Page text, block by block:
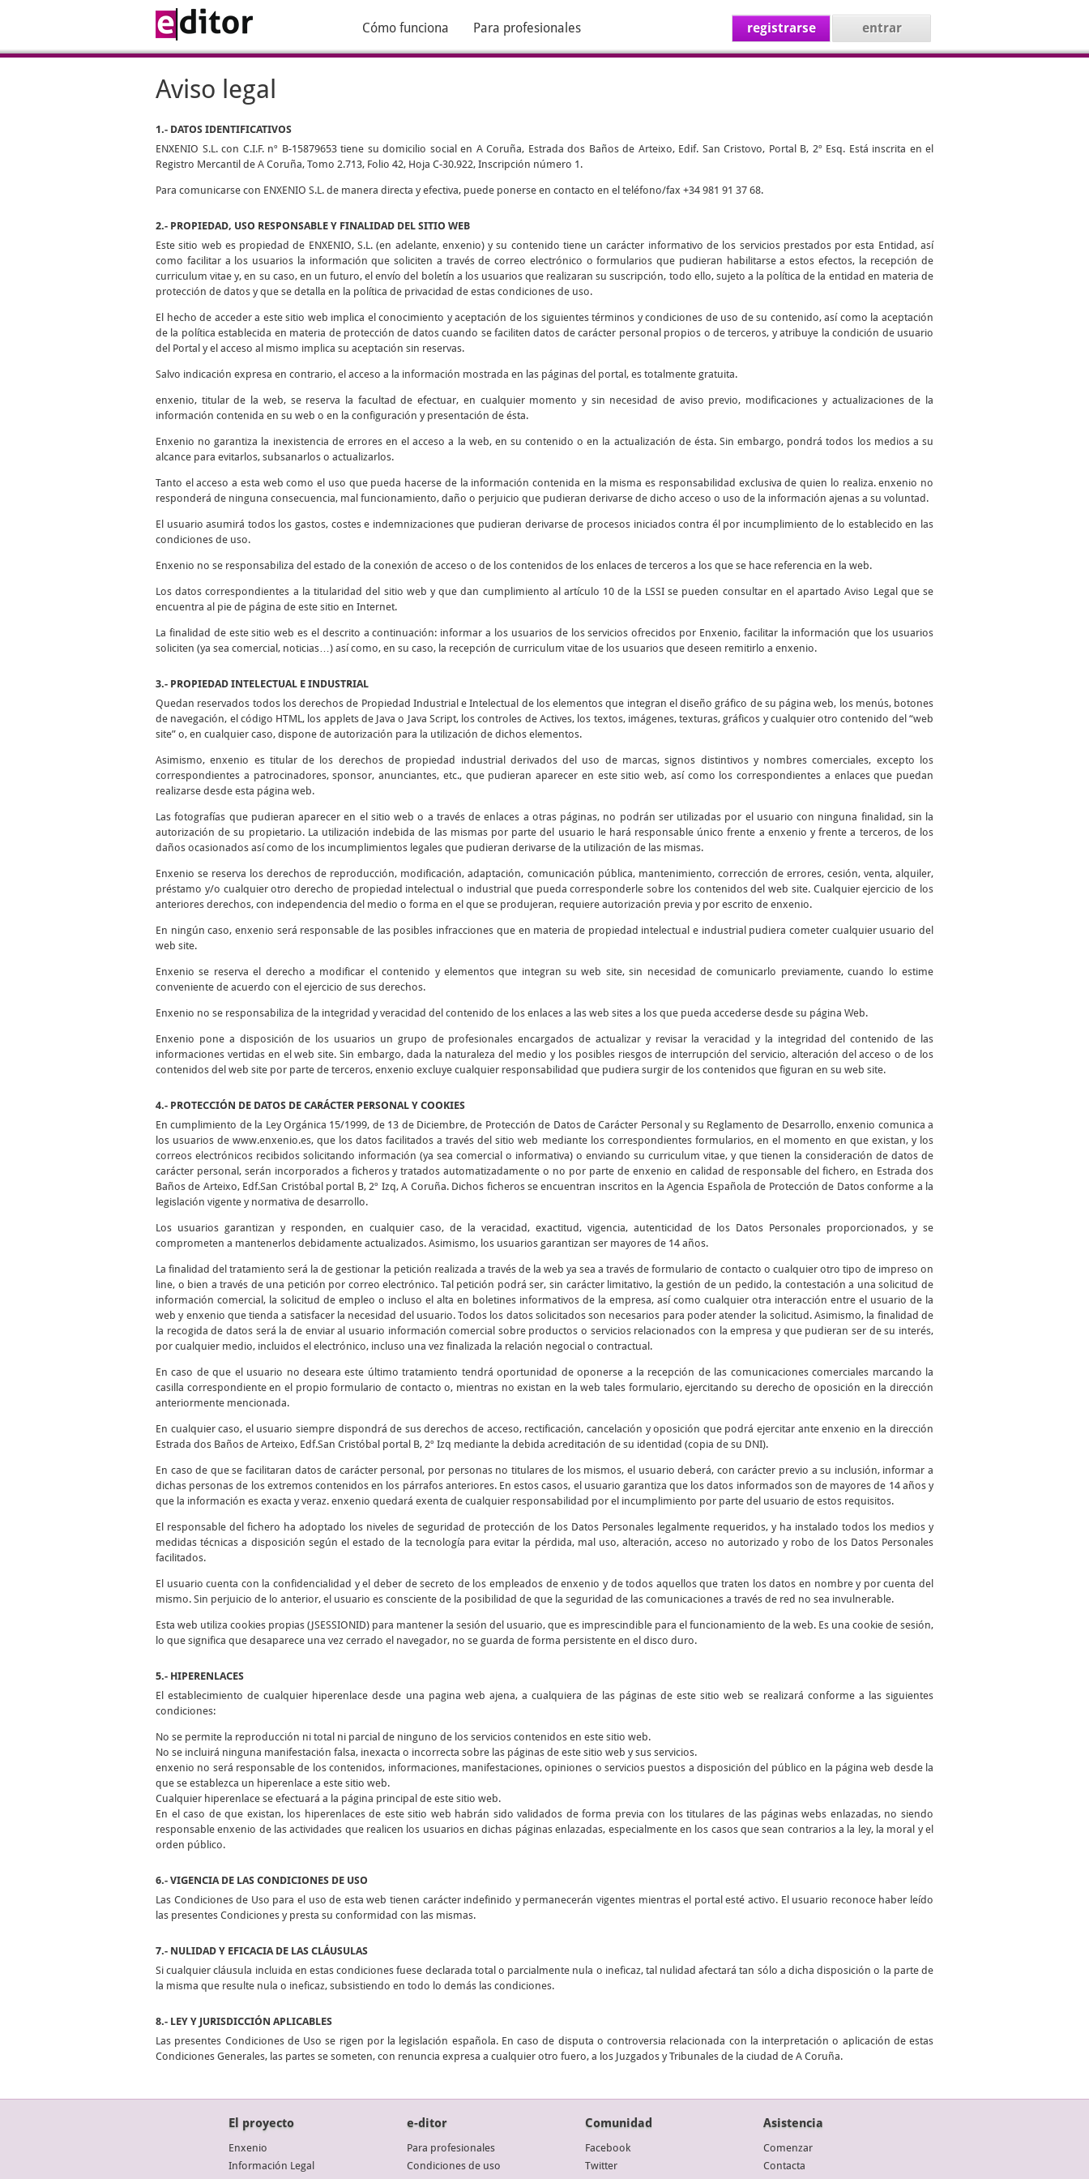
Cómo funciona Para profesionales registrarse entrar
Aviso legal
1.- DATOS IDENTIFICATIVOS
ENXENIO S.L. con C.I.F. nº B-15879653 tiene su domicilio social en A Coruña, Estrada dos Baños de Arteixo, Edif. San Cristovo, Portal B, 2º Esq. Está inscrita en el
Registro Mercantil de A Coruña, Tomo 2.713, Folio 42, Hoja C-30.922, Inscripción número 1.
Para comunicarse con ENXENIO S.L. de manera directa y efectiva, puede ponerse en contacto en el teléfono/fax +34 981 91 37 68.
2.- PROPIEDAD, USO RESPONSABLE Y FINALIDAD DEL SITIO WEB
Este sitio web es propiedad de ENXENIO, S.L. (en adelante, enxenio) y su contenido tiene un carácter informativo de los servicios prestados por esta Entidad, así
como facilitar a los usuarios la información que soliciten a través de correo electrónico o formularios que pudieran habilitarse a estos efectos, la recepción de
curriculum vitae y, en su caso, en un futuro, el envío del boletín a los usuarios que realizaran su suscripción, todo ello, sujeto a la política de la entidad en materia de
protección de datos y que se detalla en la política de privacidad de estas condiciones de uso.
El hecho de acceder a este sitio web implica el conocimiento y aceptación de los siguientes términos y condiciones de uso de su contenido, así como la aceptación
de la política establecida en materia de protección de datos cuando se faciliten datos de carácter personal propios o de terceros, y atribuye la condición de usuario
del Portal y el acceso al mismo implica su aceptación sin reservas.
Salvo indicación expresa en contrario, el acceso a la información mostrada en las páginas del portal, es totalmente gratuita.
enxenio, titular de la web, se reserva la facultad de efectuar, en cualquier momento y sin necesidad de aviso previo, modificaciones y actualizaciones de la
información contenida en su web o en la configuración y presentación de ésta.
Enxenio no garantiza la inexistencia de errores en el acceso a la web, en su contenido o en la actualización de ésta. Sin embargo, pondrá todos los medios a su
alcance para evitarlos, subsanarlos o actualizarlos.
Tanto el acceso a esta web como el uso que pueda hacerse de la información contenida en la misma es responsabilidad exclusiva de quien lo realiza. enxenio no
responderá de ninguna consecuencia, mal funcionamiento, daño o perjuicio que pudieran derivarse de dicho acceso o uso de la información ajenas a su voluntad.
El usuario asumirá todos los gastos, costes e indemnizaciones que pudieran derivarse de procesos iniciados contra él por incumplimiento de lo establecido en las
condiciones de uso.
Enxenio no se responsabiliza del estado de la conexión de acceso o de los contenidos de los enlaces de terceros a los que se hace referencia en la web.
Los datos correspondientes a la titularidad del sitio web y que dan cumplimiento al artículo 10 de la LSSI se pueden consultar en el apartado Aviso Legal que se
encuentra al pie de página de este sitio en Internet.
La finalidad de este sitio web es el descrito a continuación: informar a los usuarios de los servicios ofrecidos por Enxenio, facilitar la información que los usuarios
soliciten (ya sea comercial, noticias…) así como, en su caso, la recepción de curriculum vitae de los usuarios que deseen remitirlo a enxenio.
3.- PROPIEDAD INTELECTUAL E INDUSTRIAL
Quedan reservados todos los derechos de Propiedad Industrial e Intelectual de los elementos que integran el diseño gráfico de su página web, los menús, botones
de navegación, el código HTML, los applets de Java o Java Script, los controles de Actives, los textos, imágenes, texturas, gráficos y cualquier otro contenido del “web
site” o, en cualquier caso, dispone de autorización para la utilización de dichos elementos.
Asimismo, enxenio es titular de los derechos de propiedad industrial derivados del uso de marcas, signos distintivos y nombres comerciales, excepto los
correspondientes a patrocinadores, sponsor, anunciantes, etc., que pudieran aparecer en este sitio web, así como los correspondientes a enlaces que puedan
realizarse desde esta página web.
Las fotografías que pudieran aparecer en el sitio web o a través de enlaces a otras páginas, no podrán ser utilizadas por el usuario con ninguna finalidad, sin la
autorización de su propietario. La utilización indebida de las mismas por parte del usuario le hará responsable único frente a enxenio y frente a terceros, de los
daños ocasionados así como de los incumplimientos legales que pudieran derivarse de la utilización de las mismas.
Enxenio se reserva los derechos de reproducción, modificación, adaptación, comunicación pública, mantenimiento, corrección de errores, cesión, venta, alquiler,
préstamo y/o cualquier otro derecho de propiedad intelectual o industrial que pueda corresponderle sobre los contenidos del web site. Cualquier ejercicio de los
anteriores derechos, con independencia del medio o forma en el que se produjeran, requiere autorización previa y por escrito de enxenio.
En ningún caso, enxenio será responsable de las posibles infracciones que en materia de propiedad intelectual e industrial pudiera cometer cualquier usuario del
web site.
Enxenio se reserva el derecho a modificar el contenido y elementos que integran su web site, sin necesidad de comunicarlo previamente, cuando lo estime
conveniente de acuerdo con el ejercicio de sus derechos.
Enxenio no se responsabiliza de la integridad y veracidad del contenido de los enlaces a las web sites a los que pueda accederse desde su página Web.
Enxenio pone a disposición de los usuarios un grupo de profesionales encargados de actualizar y revisar la veracidad y la integridad del contenido de las
informaciones vertidas en el web site. Sin embargo, dada la naturaleza del medio y los posibles riesgos de interrupción del servicio, alteración del acceso o de los
contenidos del web site por parte de terceros, enxenio excluye cualquier responsabilidad que pudiera surgir de los contenidos que figuran en su web site.
4.- PROTECCIÓN DE DATOS DE CARÁCTER PERSONAL Y COOKIES
En cumplimiento de la Ley Orgánica 15/1999, de 13 de Diciembre, de Protección de Datos de Carácter Personal y su Reglamento de Desarrollo, enxenio comunica a
los usuarios de www.enxenio.es, que los datos facilitados a través del sitio web mediante los correspondientes formularios, en el momento en que existan, y los
correos electrónicos recibidos solicitando información (ya sea comercial o informativa) o enviando su curriculum vitae, y que tienen la consideración de datos de
carácter personal, serán incorporados a ficheros y tratados automatizadamente o no por parte de enxenio en calidad de responsable del fichero, en Estrada dos
Baños de Arteixo, Edf.San Cristóbal portal B, 2º Izq, A Coruña. Dichos ficheros se encuentran inscritos en la Agencia Española de Protección de Datos conforme a la
legislación vigente y normativa de desarrollo.
Los usuarios garantizan y responden, en cualquier caso, de la veracidad, exactitud, vigencia, autenticidad de los Datos Personales proporcionados, y se
comprometen a mantenerlos debidamente actualizados. Asimismo, los usuarios garantizan ser mayores de 14 años.
La finalidad del tratamiento será la de gestionar la petición realizada a través de la web ya sea a través de formulario de contacto o cualquier otro tipo de impreso on
line, o bien a través de una petición por correo electrónico. Tal petición podrá ser, sin carácter limitativo, la gestión de un pedido, la contestación a una solicitud de
información comercial, la solicitud de empleo o incluso el alta en boletines informativos de la empresa, así como cualquier otra interacción entre el usuario de la
web y enxenio que tienda a satisfacer la necesidad del usuario. Todos los datos solicitados son necesarios para poder atender la solicitud. Asimismo, la finalidad de
la recogida de datos será la de enviar al usuario información comercial sobre productos o servicios relacionados con la empresa y que pudieran ser de su interés,
por cualquier medio, incluidos el electrónico, incluso una vez finalizada la relación negocial o contractual.
En caso de que el usuario no deseara este último tratamiento tendrá oportunidad de oponerse a la recepción de las comunicaciones comerciales marcando la
casilla correspondiente en el propio formulario de contacto o, mientras no existan en la web tales formulario, ejercitando su derecho de oposición en la dirección
anteriormente mencionada.
En cualquier caso, el usuario siempre dispondrá de sus derechos de acceso, rectificación, cancelación y oposición que podrá ejercitar ante enxenio en la dirección
Estrada dos Baños de Arteixo, Edf.San Cristóbal portal B, 2º Izq mediante la debida acreditación de su identidad (copia de su DNI).
En caso de que se facilitaran datos de carácter personal, por personas no titulares de los mismos, el usuario deberá, con carácter previo a su inclusión, informar a
dichas personas de los extremos contenidos en los párrafos anteriores. En estos casos, el usuario garantiza que los datos informados son de mayores de 14 años y
que la información es exacta y veraz. enxenio quedará exenta de cualquier responsabilidad por el incumplimiento por parte del usuario de estos requisitos.
El responsable del fichero ha adoptado los niveles de seguridad de protección de los Datos Personales legalmente requeridos, y ha instalado todos los medios y
medidas técnicas a disposición según el estado de la tecnología para evitar la pérdida, mal uso, alteración, acceso no autorizado y robo de los Datos Personales
facilitados.
El usuario cuenta con la confidencialidad y el deber de secreto de los empleados de enxenio y de todos aquellos que traten los datos en nombre y por cuenta del
mismo. Sin perjuicio de lo anterior, el usuario es consciente de la posibilidad de que la seguridad de las comunicaciones a través de red no sea invulnerable.
Esta web utiliza cookies propias (JSESSIONID) para mantener la sesión del usuario, que es imprescindible para el funcionamiento de la web. Es una cookie de sesión,
lo que significa que desaparece una vez cerrado el navegador, no se guarda de forma persistente en el disco duro.
5.- HIPERENLACES
El establecimiento de cualquier hiperenlace desde una pagina web ajena, a cualquiera de las páginas de este sitio web se realizará conforme a las siguientes
condiciones:
No se permite la reproducción ni total ni parcial de ninguno de los servicios contenidos en este sitio web.
No se incluirá ninguna manifestación falsa, inexacta o incorrecta sobre las páginas de este sitio web y sus servicios.
enxenio no será responsable de los contenidos, informaciones, manifestaciones, opiniones o servicios puestos a disposición del público en la página web desde la
que se establezca un hiperenlace a este sitio web.
Cualquier hiperenlace se efectuará a la página principal de este sitio web.
En el caso de que existan, los hiperenlaces de este sitio web habrán sido validados de forma previa con los titulares de las páginas webs enlazadas, no siendo
responsable enxenio de las actividades que realicen los usuarios en dichas páginas enlazadas, especialmente en los casos que sean contrarios a la ley, la moral y el
orden público.
6.- VIGENCIA DE LAS CONDICIONES DE USO
Las Condiciones de Uso para el uso de esta web tienen carácter indefinido y permanecerán vigentes mientras el portal esté activo. El usuario reconoce haber leído
las presentes Condiciones y presta su conformidad con las mismas.
7.- NULIDAD Y EFICACIA DE LAS CLÁUSULAS
Si cualquier cláusula incluida en estas condiciones fuese declarada total o parcialmente nula o ineficaz, tal nulidad afectará tan sólo a dicha disposición o la parte de
la misma que resulte nula o ineficaz, subsistiendo en todo lo demás las condiciones.
8.- LEY Y JURISDICCIÓN APLICABLES
Las presentes Condiciones de Uso se rigen por la legislación española. En caso de disputa o controversia relacionada con la interpretación o aplicación de estas
Condiciones Generales, las partes se someten, con renuncia expresa a cualquier otro fuero, a los Juzgados y Tribunales de la ciudad de A Coruña.
El proyecto
Enxenio
Información Legal
e-ditor
Para profesionales
Condiciones de uso
Comunidad
Facebook
Twitter
Asistencia
Comenzar
Contacta